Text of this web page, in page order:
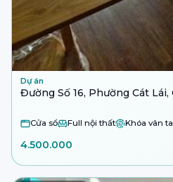
Dự án
Đường Số 16, Phường Cát Lái,
Cửa sổ Full nội thất Khóa vân
4.500.000